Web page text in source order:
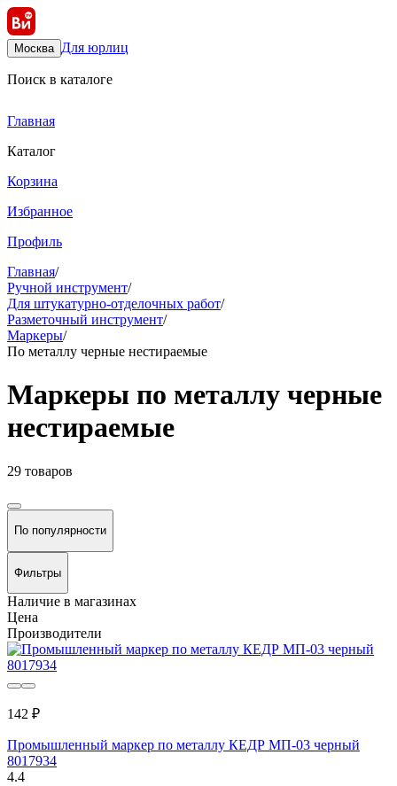
Москва Для юрлиц
Поиск в каталоге
Главная
Каталог
Корзина
Избранное
Профиль
Главная/
Ручной инструмент/
Для штукатурно-отделочных работ/
Разметочный инструмент/
Маркеры/
По металлу черные нестираемые
Маркеры по металлу черные
нестираемые
29 товаров
По популярности
Фильтры
Наличие в магазинах
Цена
Производители
142 ₽
Промышленный маркер по металлу КЕДР МП-03 черный
8017934
4.4